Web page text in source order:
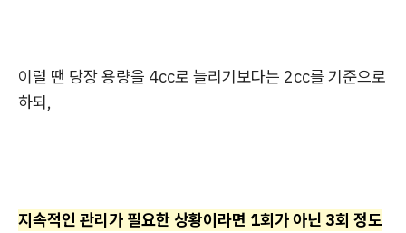
이럴 땐 당장 용량을 4cc로 늘리기보다는 2cc를 기준으로
하되,
지속적인 관리가 필요한 상황이라면 1회가 아닌 3회 정도